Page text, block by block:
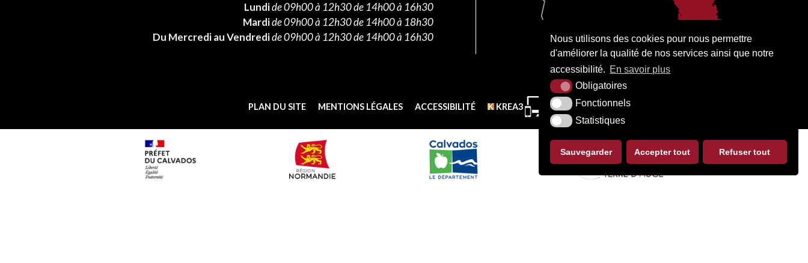
Nous utilisons des cookies pour nous permettre
d'améliorer la qualité de nos services ainsi que notre
accessibilité. En savoir plus
Obligatoires
Fonctionnels
Statistiques
Sauvegarder Accepter tout Refuser tout
Lundide 09h00 à 12h30 de 14h00 à 16h30
Mardide 09h00 à 12h30 de 14h00 à 18h30
Du Mercredi au Vendredide 09h00 à 12h30 de 14h00 à 16h30
PLAN DU SITE MENTIONS LÉGALES ACCESSIBILITÉ KREA3